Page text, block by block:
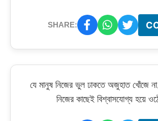
SHARE:
যে মানুষ নিজের ভুল ঢাকতে অজুহাত খোঁজে না,
নিজের কাছেই বিশ্বাসযোগ্য হয়ে